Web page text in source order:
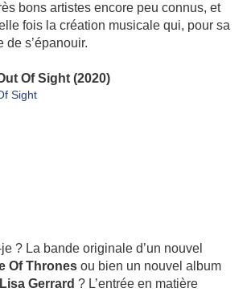
bons artistes encore peu connus, et
fois la création musicale qui, pour sa
de s’épanouir.
Of Sight (2020)
? La bande originale d’un nouvel
Of Thrones ou bien un nouvel album
Lisa Gerrard ? L’entrée en matière